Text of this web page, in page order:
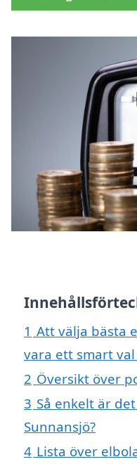
1 Att välja bästa
vara ett smart
2 Översikt över
3 Så enkelt är
Sunnansjö?
4 Lista över